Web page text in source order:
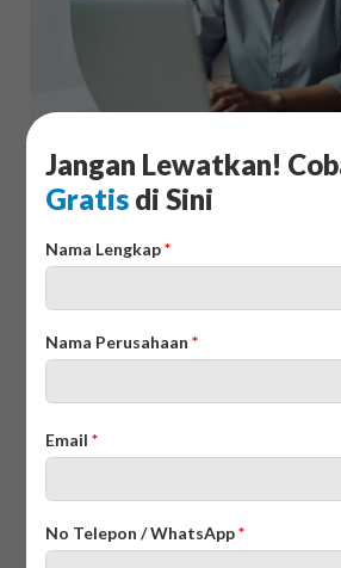
Jangan Lewatkan!
Gratis di Sini
Nama Lengkap*
Nama Perusahaan*
Email*
No Telepon / WhatsApp*
2. Software Rental